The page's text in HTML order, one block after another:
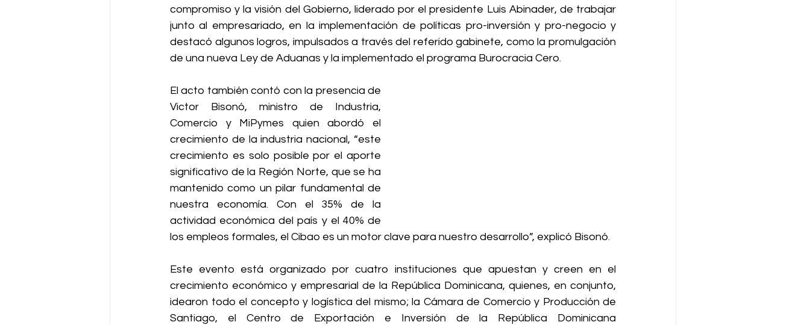
compromiso y la visión del Gobierno, liderado por el presidente Luis Abinader, de trabajar
junto al empresariado, en la implementación de políticas pro-inversión y pro-negocio y
destacó algunos logros, impulsados a través del referido gabinete, como la promulgación
de una nueva Ley de Aduanas y la implementado el programa Burocracia Cero.
El acto también contó con la presencia de
Victor Bisonó, ministro de Industria,
Comercio y MiPymes quien abordó el
crecimiento de la industria nacional, “este
crecimiento es solo posible por el aporte
significativo de la Región Norte, que se ha
mantenido como un pilar fundamental de
nuestra economía. Con el 35% de la
actividad económica del país y el 40% de
los empleos formales, el Cibao es un motor clave para nuestro desarrollo”, explicó Bisonó.
Este evento está organizado por cuatro instituciones que apuestan y creen en el
crecimiento económico y empresarial de la República Dominicana, quienes, en conjunto,
idearon todo el concepto y logística del mismo; la Cámara de Comercio y Producción de
Santiago, el Centro de Exportación e Inversión de la República Dominicana